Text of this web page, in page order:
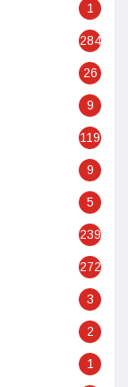
1
284
26
9
119
9
5
239
272
3
2
1